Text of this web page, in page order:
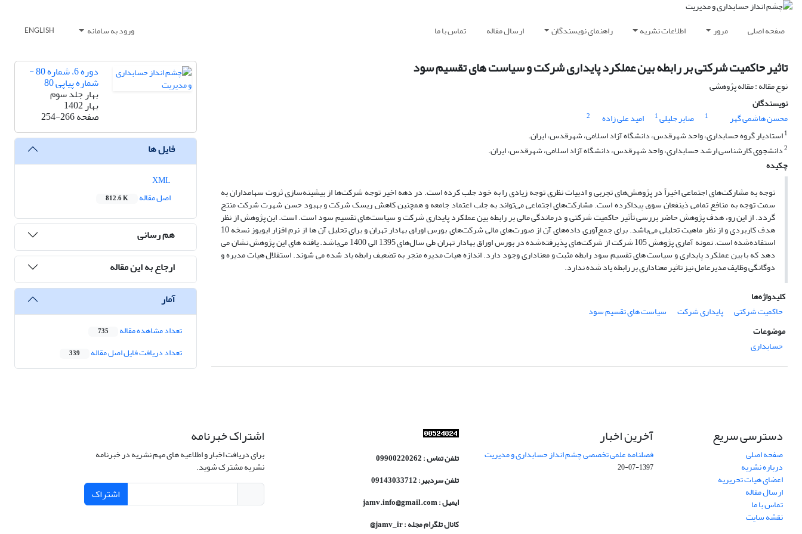
صفحه اصلی مرور اطلاعات نشریه راهنمای نویسندگان ارسال مقاله تماس با ما ورود به سامانه ENGLISH
تاثیر حاکمیت شرکتی بر رابطه بین عملکرد پایداری شرکت و سیاست های تقسیم سود
نوع مقاله : مقاله پژوهشی
نویسندگان
محسن هاشمی گهر
1 صابر جلیلی1 امید علی زاده
2
1استادیار گروه حسابداری، واحد شهرقدس، دانشگاه آزاد اسلامی، شهرقدس، ایران.
2دانشجوی کارشناسی ارشد حسابداری، واحد شهرقدس، دانشگاه آزاد اسلامی، شهرقدس، ایران.
چکیده
توجه به مشارکت‌های اجتماعی اخیراً در پژوهش‌های تجربی و ادبیات نظری توجه زیادی را به خود جلب کرده است. در دهه اخیر توجه شرکت‌ها از بیشینه‌سازی ثروت سهامداران به
سمت توجه به منافع تمامی ذینفعان سوق پیداکرده است. مشارکت‌های اجتماعی می‌تواند به جلب اعتماد جامعه و همچنین کاهش ریسک شرکت و بهبود حسن شهرت شرکت منتج
گردد. از این رو، هدف پژوهش حاضر بررسی تأثیر حاکمیت شرکتی و درماندگی مالی بر رابطه بین عملکرد پایداری شرکت و سیاست‌های تقسیم سود است. است. این پژوهش از نظر
هدف کاربردی و از نظر ماهیت تحلیلی می‌باشد. برای جمع‌آوری داده‌های آن از صورت‌های مالی شرکت‌های بورس اوراق بهادار تهران و برای تحلیل آن ها از نرم افزار ایویوز نسخه 10
استفاده‌شده است. نمونه آماری پژوهش 105 شرکت از شرکت‌های پذیرفته‌شده در بورس اوراق بهادار تهران طی سال‌های 1395 الی 1400 می‌باشد. یافته های این پژوهش نشان می
دهد که با بین عملکرد پایداری و سیاست های تقسیم سود رابطه مثبت و معناداری وجود دارد. اندازه هیات مدیره منجر به تضعیف رابطه یاد شده می شوند. استقلال هیات مدیره و
دوگانگی وظایف مدیرعامل نیز تاثیر معناداری بر رابطه یاد شده ندارد.
کلیدواژه‌ها
حاکمیت شرکتی
پایداری شرکت
سیاست های تقسیم سود
موضوعات
حسابداری
دوره 6، شماره 80 -
شماره پیاپی 80
بهار جلد سوم
بهار 1402
صفحه254-266
فایل ها
اصل مقاله
812.6 K
هم رسانی
ارجاع به این مقاله
آمار
تعداد مشاهده مقاله 735
تعداد دریافت فایل اصل مقاله 339
دسترسی سریع
صفحه اصلی
درباره نشریه
اعضای هیات تحریریه
ارسال مقاله
تماس با ما
نقشه سایت
آخرین اخبار
فصلنامه علمی تخصصی چشم انداز حسابداری و مدیریت
1397-07-20
تلفن تماس : 09900220262
تلفن سردبیر: 09143033712
ایمیل : jamv.info@gmail.com
کانال تلگرام مجله : jamv_ir@
اشتراک خبرنامه
برای دریافت اخبار و اطلاعیه های مهم نشریه در خبرنامه
نشریه مشترک شوید.
اشتراک